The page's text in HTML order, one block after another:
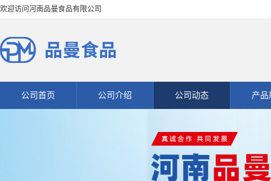
欢迎访问河南品曼食品有限公司
公司首页 公司介绍 公司动态 产品